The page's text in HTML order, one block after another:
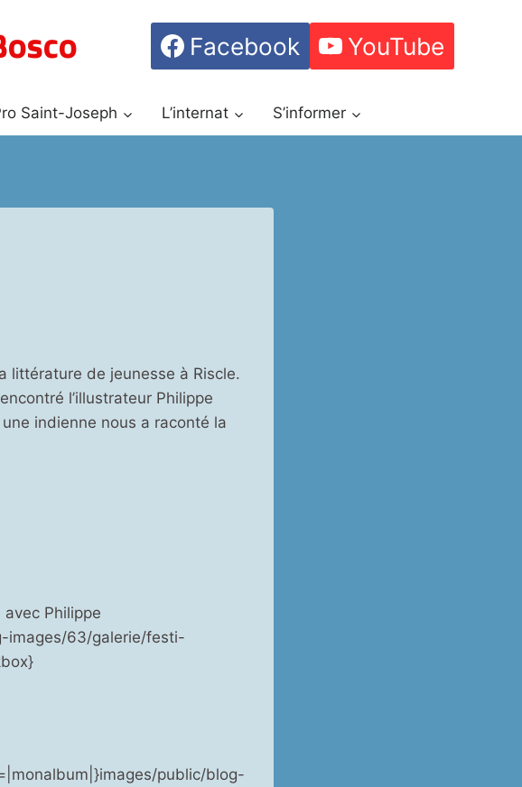
Facebook YouTube
Saint-Joseph L’internat S’informer
littérature de jeunesse à Riscle.
l’illustrateur Philippe
indienne nous a raconté la
Philippe
images/63/galerie/festi-
public/blog-